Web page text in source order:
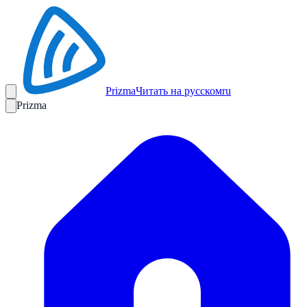
PrizmaЧитать на русскомru
Prizma